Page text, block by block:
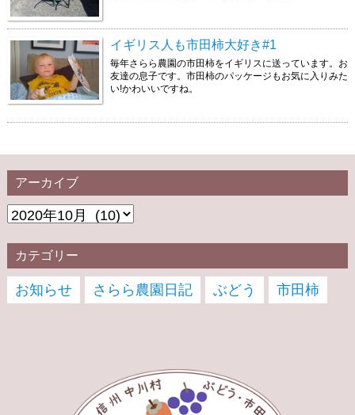
イギリス人も市田柿大好き#1
毎年さらら農園の市田柿をイギリスに送っています。お
友達の息子です。市田柿のパッケージもお気に入りみた
い!かわいいですね。
アーカイブ
カテゴリー
お知らせ さらら農園日記 ぶどう 市田柿